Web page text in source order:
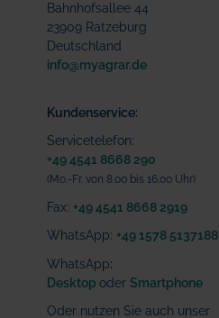
Bahnhofsallee 44
23909 Ratzeburg
Deutschland
info@myagrar.de
Kundenservice:
Servicetelefon:
+49 4541 8668 290
(Mo.-Fr. von 8.00 bis 16.00 Uhr)
Fax: +49 4541 8668 2919
WhatsApp: +49 1578 5137188
WhatsApp:
Desktop oder Smartphone
Oder nutzen Sie auch unser